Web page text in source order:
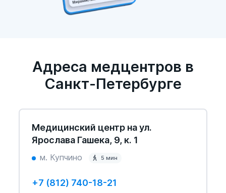
Адреса медцентров в
Санкт-Петербурге
Медицинский центр на ул.
Ярослава Гашека, 9, к. 1
м. Купчино 5 мин
+7 (812) 740-18-21